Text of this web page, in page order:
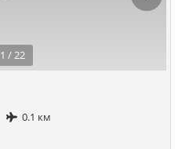
1 / 22
0.1 км